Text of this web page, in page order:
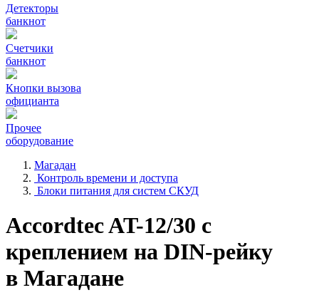
Детекторы
банкнот
Счетчики
банкнот
Кнопки вызова
официанта
Прочее
оборудование
Магадан
Контроль времени и доступа
Блоки питания для систем СКУД
Accordtec AT-12/30 с
креплением на DIN-рейку
в Магадане